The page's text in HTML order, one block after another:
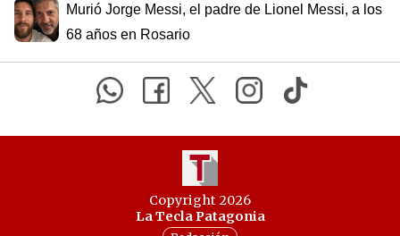
Murió Jorge Messi, el padre de Lionel Messi, a los
68 años en Rosario
Copyright 2026
La Tecla Patagonia